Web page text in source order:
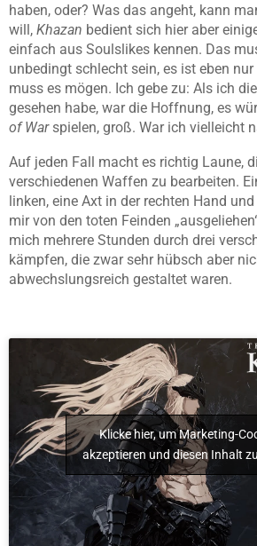
haben, oder? Was das angeht, kann
will, Khazan bedient sich hier aber
einfach aus Soulslikes kennen. Das
unbedingt schlecht sein, es ist eben
muss es mögen. Ich gebe zu: Als ich
gesehen habe, war die Hoffnung, es
of Warspielen, groß. War ich vielleicht
Auf jeden Fall macht es richtig Laune,
verschiedenen Waffen zu bearbeiten.
linken, eine Axt in der rechten Hand
mir von den toten Feinden
mich mehrere Stunden durch drei
kämpfen, die zwar sehr hübsch aber
abwechslungsreich gestaltet waren.
Klicke hier, um Marketing-
akzeptieren und diesen Inhalt